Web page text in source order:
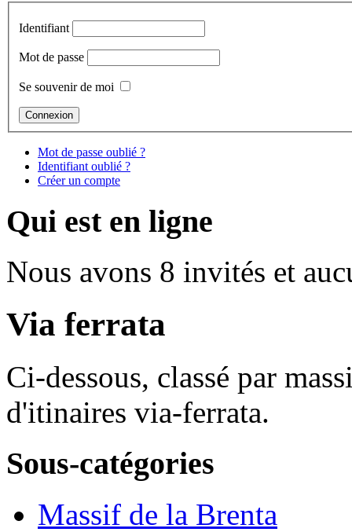
Identifiant
Mot de passe
Se souvenir de moi
Mot de passe oublié ?
Identifiant oublié ?
Créer un compte
Qui est en ligne
Nous avons 8 invités et
Via ferrata
Ci-dessous, classé par
d'itinaires via-ferrata.
Sous-catégories
Massif de la Brenta